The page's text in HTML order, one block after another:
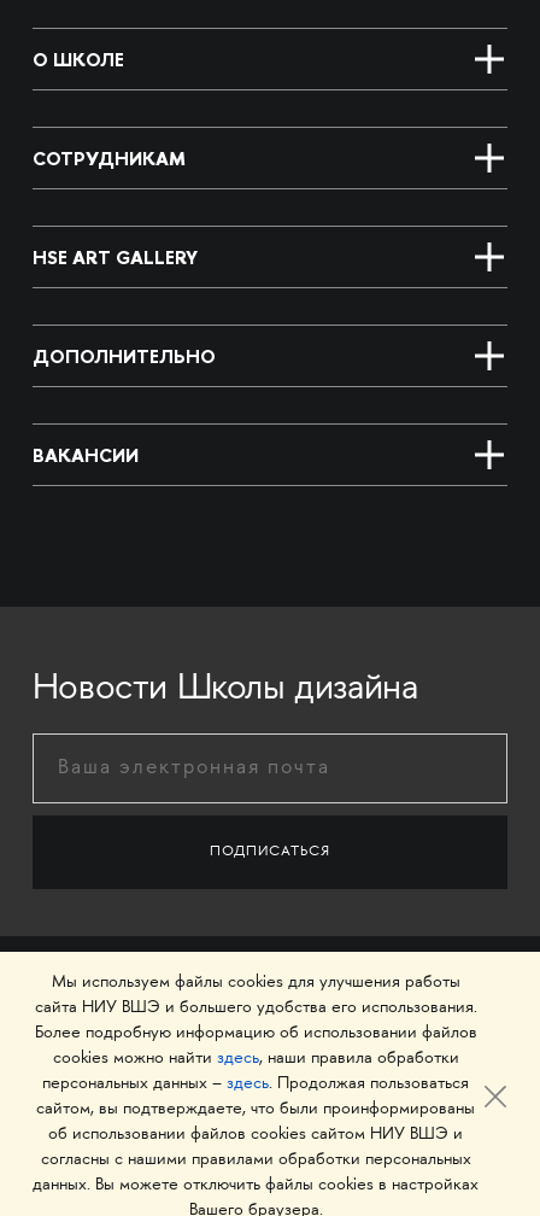
О ШКОЛЕ
СОТРУДНИКАМ
HSE ART GALLERY
ДОПОЛНИТЕЛЬНО
ВАКАНСИИ
Новости Школы дизайна
© 1993–2026 Национальный исследовательский
университет «Высшая школа экономики»
Мы используем файлы cookies для улучшения работы
сайта НИУ ВШЭ и большего удобства его использования.
Более подробную информацию об использовании файлов
cookies можно найти здесь, наши правила обработки
персональных данных – здесь. Продолжая пользоваться
сайтом, вы подтверждаете, что были проинформированы
об использовании файлов cookies сайтом НИУ ВШЭ и
согласны с нашими правилами обработки персональных
данных. Вы можете отключить файлы cookies в настройках
Вашего браузера.